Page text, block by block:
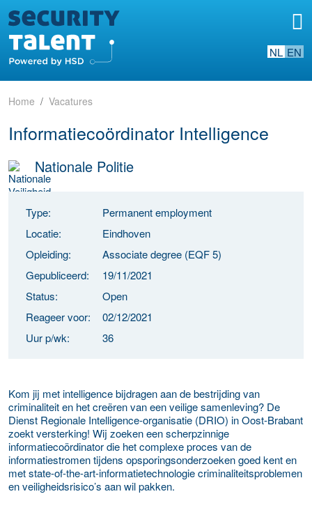
NL EN
Home Vacatures
Informatiecoördinator Intelligence
Nationale Politie
Type:
Permanent employment
Locatie:
Eindhoven
Opleiding:
Associate degree (EQF 5)
Gepubliceerd:
19/11/2021
Status:
Open
Reageer voor:
02/12/2021
Uur p/wk:
36
Kom jij met intelligence bijdragen aan de bestrijding van
criminaliteit en het creëren van een veilige samenleving? De
Dienst Regionale Intelligence-organisatie (DRIO) in Oost-Brabant
zoekt versterking! Wij zoeken een scherpzinnige
informatiecoördinator die het complexe proces van de
informatiestromen tijdens opsporingsonderzoeken goed kent en
met state-of-the-art-informatietechnologie criminaliteitsproblemen
en veiligheidsrisico’s aan wil pakken.